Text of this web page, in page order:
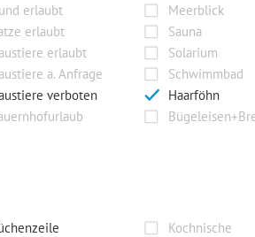
erlaubt
Meerblick
erlaubt
Sauna
erlaubt
Solarium
a. Anfrage
Schwimmbad
verboten
Haarföhn
Kochnische